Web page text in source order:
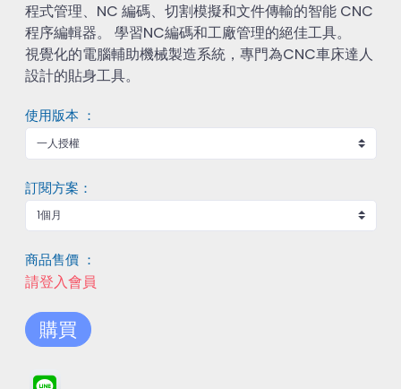
程式管理、NC 編碼、切割模擬和文件傳輸的智能 CNC
程序編輯器。 學習NC編碼和工廠管理的絕佳工具。
視覺化的電腦輔助機械製造系統，專門為CNC車床達人
設計的貼身工具。
使用版本 ：
訂閱方案：
商品售價 ：
請登入會員
購買